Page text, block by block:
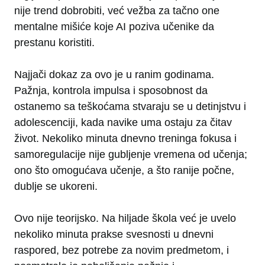
nije trend dobrobiti, već vežba za tačno one
mentalne mišiće koje AI poziva učenike da
prestanu koristiti.
Najjači dokaz za ovo je u ranim godinama.
Pažnja, kontrola impulsa i sposobnost da
ostanemo sa teškoćama stvaraju se u detinjstvu i
adolescenciji, kada navike uma ostaju za čitav
život. Nekoliko minuta dnevno treninga fokusa i
samoregulacije nije gubljenje vremena od učenja;
ono što omogućava učenje, a što ranije počne,
dublje se ukoreni.
Ovo nije teorijsko. Na hiljade škola već je uvelo
nekoliko minuta prakse svesnosti u dnevni
raspored, bez potrebe za novim predmetom, i